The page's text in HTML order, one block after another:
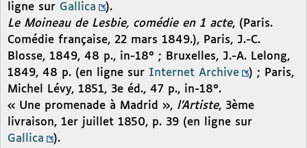
ligne sur Gallica
).
Le Moineau de Lesbie, comédie en 1 acte, (Paris.
Comédie française, 22 mars 1849.), Paris, J.-C.
Blosse, 1849, 48 p., in-18° ; Bruxelles, J.-A. Lelong,
1849, 48 p. (en ligne sur Internet Archive
) ; Paris,
Michel Lévy, 1851, 3e éd., 47 p., in-18°.
« Une promenade à Madrid », l’Artiste, 3ème
livraison, 1er juillet 1850, p. 39 (en ligne sur
Gallica
).